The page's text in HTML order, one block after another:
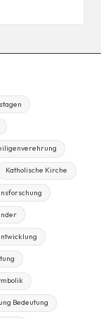
Katholische Kirche
Bedeutung